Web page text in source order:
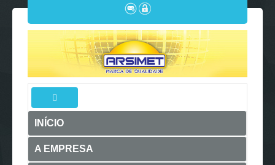
INÍCIO
A EMPRESA